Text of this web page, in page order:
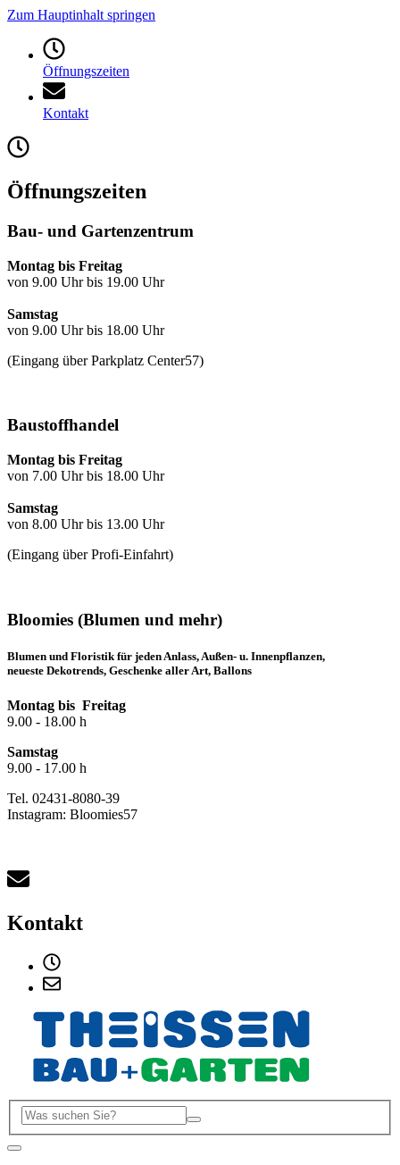
Zum Hauptinhalt springen
Öffnungszeiten
Kontakt
Öffnungszeiten
Bau- und Gartenzentrum
Montag bis Freitag
von 9.00 Uhr bis 19.00 Uhr
Samstag
von 9.00 Uhr bis 18.00 Uhr
(Eingang über Parkplatz Center57)
Baustoffhandel
Montag bis Freitag
von 7.00 Uhr bis 18.00 Uhr
Samstag
von 8.00 Uhr bis 13.00 Uhr
(Eingang über Profi-Einfahrt)
Bloomies (Blumen und mehr)
Blumen und Floristik für jeden Anlass, Außen- u. Innenpflanzen,
neueste Dekotrends, Geschenke aller Art, Ballons
Montag bis Freitag
9.00 - 18.00 h
Samstag
9.00 - 17.00 h
Tel. 02431-8080-39
Instagram: Bloomies57
Kontakt